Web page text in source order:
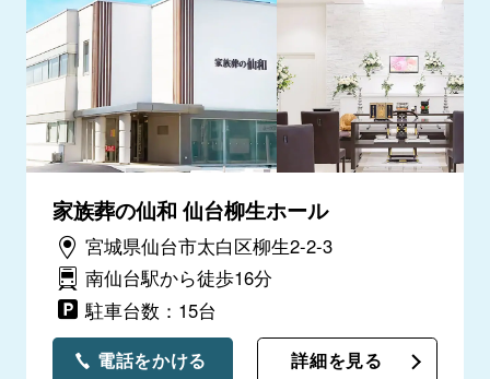
家族葬の仙和 仙台柳生ホール
宮城県仙台市太白区柳生2-2-3
南仙台駅から徒歩16分
駐車台数：15台
電話をかける 詳細を見る